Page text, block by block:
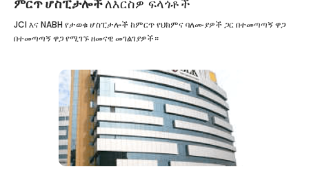
ምርጥ ሆስፒታሎችለእርስዎ ፍላጎቶች
JCI እና NABH የታወቁ ሆስፒታሎች ከምርጥ የህክምና ባለሙያዎች ጋር በተመጣጣኝ ዋጋ
በተመጣጣኝ ዋጋ የሚገኙ ዘመናዊ መገልገያዎች።